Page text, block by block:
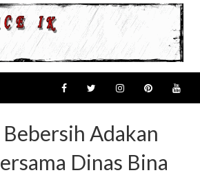
Adakan
Dinas Bina